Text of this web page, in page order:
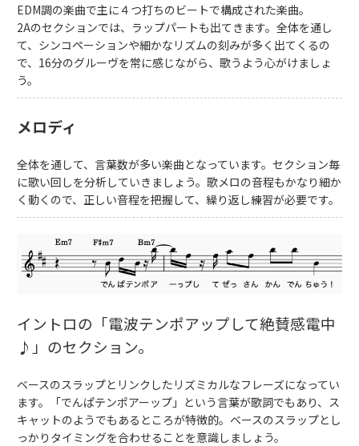
EDM調の楽曲で主に４つ打ちのビートで構成された楽曲。
2Aのセクションでは、ラップパートも出てきます。全体を通し
て、シンコペーションや細かなリズムの刻みが多く出てくるの
で、16分のグルーヴを常に感じながら、歌うよう心がけましょ
う。
メロディ
全体を通して、言葉数が多い楽曲となっています。セクション毎
に歌い回しを分析していきましょう。歌メロの音程もかなり細か
く動くので、正しい音程を把握して、繰り返し練習が必要です。
イントロの「電波テンポアップして絶賛感電中
♪」のセクション。
ベースのスラップとリンクしたリズミカルなフレーズになってい
ます。「でんぱテンポアーップ」という言葉が歌詞でもあり、ス
キャットのようでもあるところが特徴的。ベースのスラップとし
っかりタイミングを合わせることを意識しましょう。